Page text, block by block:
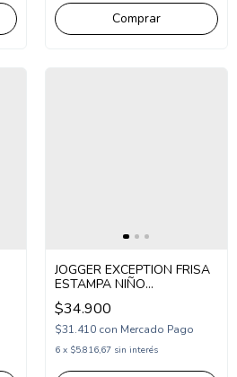
Comprar
JOGGER EXCEPTION FRISA
ESTAMPA NIÑO
(EX26HPK59)
$34.900
$31.410 con Mercado Pago
6 x $5.816,67 sin interés